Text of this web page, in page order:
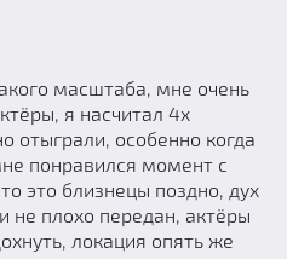
масштаба, мне очень
я насчитал 4х
отыграли, особенно когда
понравился момент с
это близнецы поздно, дух
не плохо передан, актёры
локация опять же